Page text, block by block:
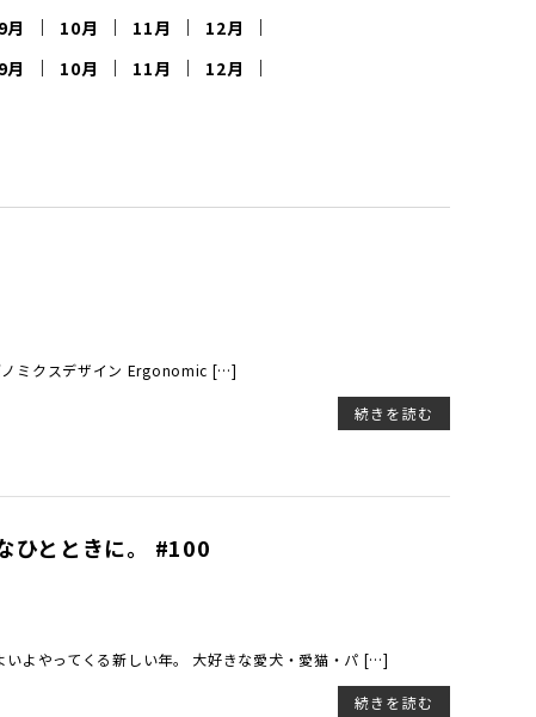
9月 10月 11月
12月
9月 10月 11月
12月
ノミクスデザイン Ergonomic […]
続きを読む
ひとときに。 #100
よやってくる新しい年。 大好きな愛犬・愛猫・パ […]
続きを読む